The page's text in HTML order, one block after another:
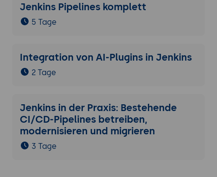
Jenkins Pipelines komplett
5 Tage
Integration von AI-Plugins in Jenkins
2 Tage
Jenkins in der Praxis: Bestehende
CI/CD-Pipelines betreiben,
modernisieren und migrieren
3 Tage